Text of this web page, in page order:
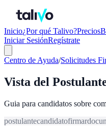
Inicio¿Por qué Talivo?Precios
Iniciar SesiónRegístrate
Centro de Ayuda/Solicitudes
Vista del
Guia para candidatos sobre
postulantecandidatofirmar